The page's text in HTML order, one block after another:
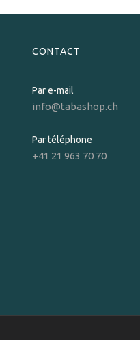
CONTACT
Par e-mail
info@tabashop.ch
Par téléphone
+41 21 963 70 70